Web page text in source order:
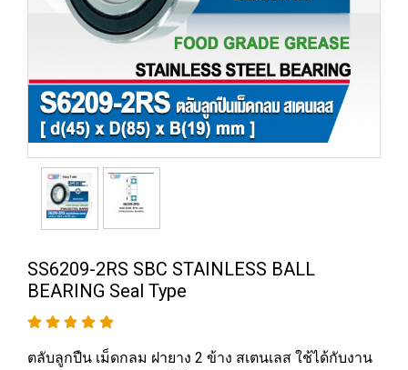
SS6209-2RS SBC STAINLESS BALL
BEARING Seal Type
ตลับลูกปืน เม็ดกลม ฝายาง 2 ข้าง สเตนเลส ใช้ได้กับงาน